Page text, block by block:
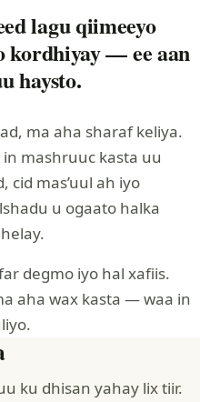
lagu qiimeeyo
kordhiyay — ee aan
haysto.
ma aha sharaf keliya.
mashruuc kasta uu
cid mas’uul ah iyo
u ogaato halka
degmo iyo hal xafiis.
aha wax kasta — waa in
ku dhisan yahay lix tiir.